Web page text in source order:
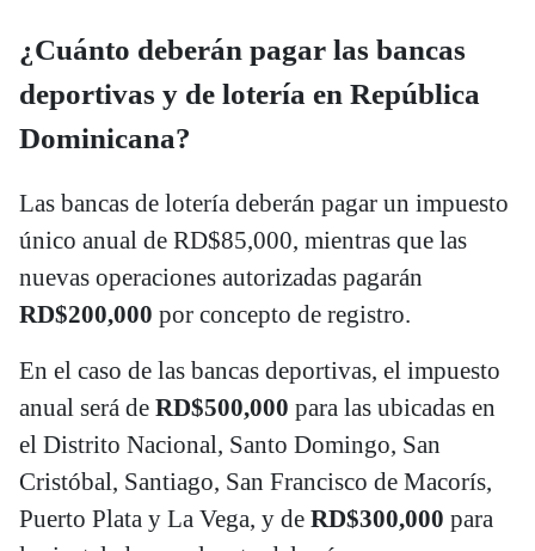
¿Cuánto deberán pagar las bancas
deportivas y de lotería en República
Dominicana?
Las bancas de lotería deberán pagar un impuesto
único anual de RD$85,000, mientras que las
nuevas operaciones autorizadas pagarán
RD$200,000 por concepto de registro.
En el caso de las bancas deportivas, el impuesto
anual será de RD$500,000 para las ubicadas en
el Distrito Nacional, Santo Domingo, San
Cristóbal, Santiago, San Francisco de Macorís,
Puerto Plata y La Vega, y de RD$300,000 para